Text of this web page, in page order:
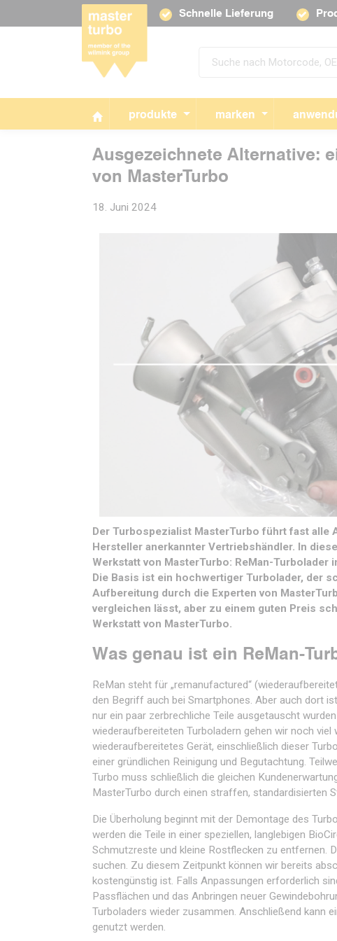
produkte marken
Schnelle Lieferung
Ausgezeichnete Alternative:
von MasterTurbo
18. Juni 2024
Der Turbospezialist MasterTurbo führt fast alle
Hersteller anerkannter Vertriebshändler. In
Werkstatt von MasterTurbo: ReMan-Turbolader
Die Basis ist ein hochwertiger Turbolader, der
Aufbereitung durch die Experten von
vergleichen lässt, aber zu einem guten Preis
Werkstatt von MasterTurbo.
Was genau ist ein ReMan-
ReMan steht für „remanufactured“
den Begriff auch bei Smartphones. Aber auch dort
nur ein paar zerbrechliche Teile ausgetauscht
wiederaufbereiteten Turboladern gehen wir noch
wiederaufbereitetes Gerät, einschließlich dieser
einer gründlichen Reinigung und Begutachtung.
Turbo muss schließlich die gleichen
MasterTurbo durch einen straffen, standardisierten
Die Überholung beginnt mit der Demontage des
werden die Teile in einer speziellen, langlebigen
Schmutzreste und kleine Rostflecken zu entfernen.
suchen. Zu diesem Zeitpunkt können wir bereits
kostengünstig ist. Falls Anpassungen erforderlich
Passflächen und das Anbringen neuer
Turboladers wieder zusammen. Anschließend kann
genutzt werden.